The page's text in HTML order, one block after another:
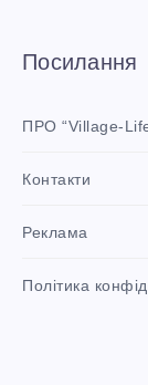
e
e
i
i
t
Посилання
ПРО “Village-
Контакти
Реклама
Політика